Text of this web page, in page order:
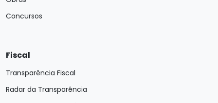
Concursos
Fiscal
Transparência Fiscal
Radar da Transparência